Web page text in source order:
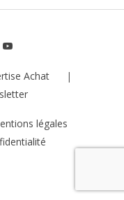
Achat
|
légales